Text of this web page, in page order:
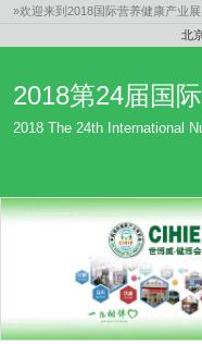
»欢迎来到2018国际营养健康产业展
北
2018第24届国
2018 The 24th International